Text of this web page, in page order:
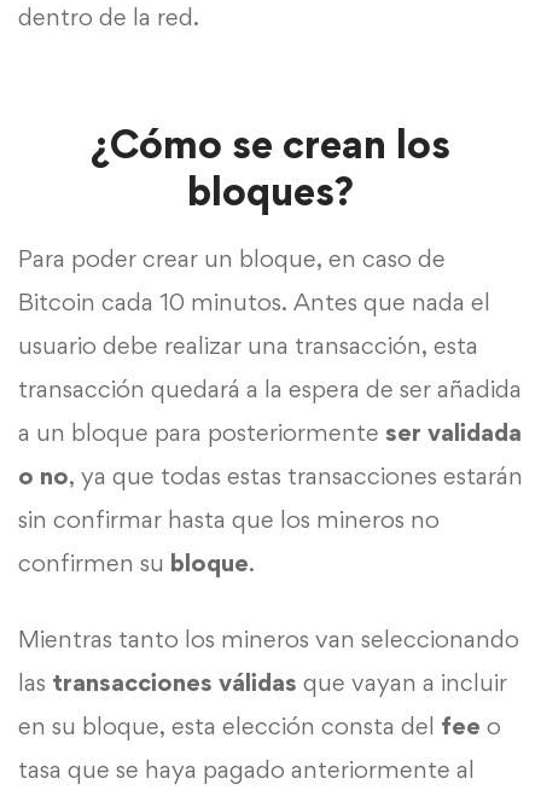
dentro de la red.
¿Cómo se crean los
bloques?
Para poder crear un bloque, en caso de
Bitcoin cada 10 minutos. Antes que nada el
usuario debe realizar una transacción, esta
transacción quedará a la espera de ser añadida
a un bloque para posteriormente ser validada
o no, ya que todas estas transacciones estarán
sin confirmar hasta que los mineros no
confirmen su bloque.
Mientras tanto los mineros van seleccionando
las transacciones válidas que vayan a incluir
en su bloque, esta elección consta del fee o
tasa que se haya pagado anteriormente al